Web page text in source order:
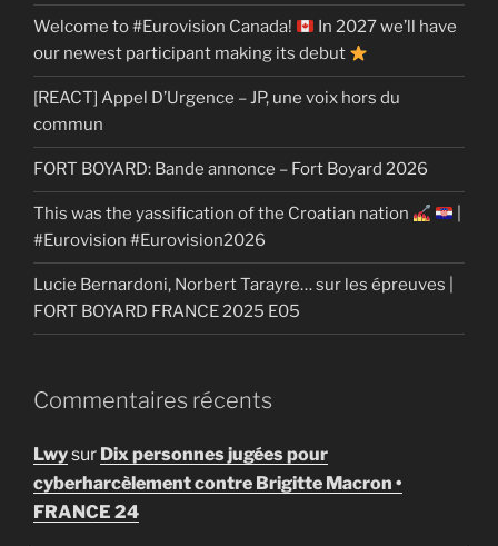
Welcome to #Eurovision Canada!
In 2027 we’ll have
our newest participant making its debut
[REACT] Appel D’Urgence – JP, une voix hors du
commun
FORT BOYARD: Bande annonce – Fort Boyard 2026
This was the yassification of the Croatian nation
#Eurovision #Eurovision2026
Lucie Bernardoni, Norbert Tarayre… sur les épreuves |
FORT BOYARD FRANCE 2025 E05
Commentaires récents
Lwysur Dix personnes jugées pour
cyberharcèlement contre Brigitte Macron •
FRANCE 24